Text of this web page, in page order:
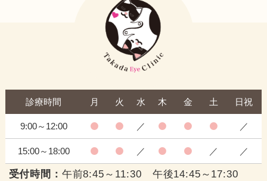
診療時間 月 火 水 木 金 土 日祝
9:00～12:00 ／ ／
15:00～18:00 ／ ／ ／
受付時間： 午前8:45～11:30 午後14:45～17:30